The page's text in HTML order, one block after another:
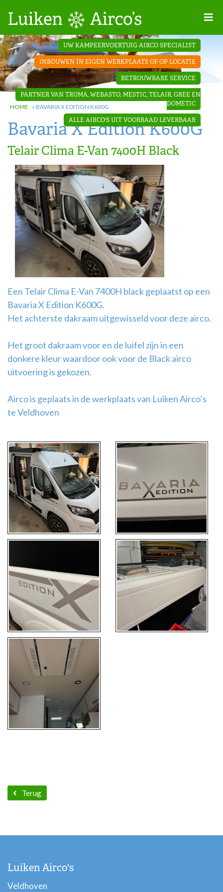
Projecten
Contact
Dakopbouw
airco’s
‘Onder de
bank’ airco’s
‘Teleco
Ultra
Comfort ‘
airco
Airco
montage
UW KAMPEERVOERTUIG AIRCO SPECIALIST
INBOUWEN IN EIGEN WERKPLAATS OF OP LOCATIE
BETROUWBARE SERVICE
PARTNER VAN TRUMA, WEBASTO, MESTIC, TELAIR, GREE EN
DOMETIC
ALLE AIRCO'S UIT VOORRAAD LEVERBAAR
HOME » BAVARIA X EDITION K600G
Bavaria X Edition K600G
Telair Clima E-Van 7400H Black
Een Telair Clima E-Van 7400H black geplaatst op een
Bavaria X Edition K600G.
Het achterste dakraam uitgewisseld voor deze airco.
Het groot dakraam voor en de luifel zijn in een
donkere kleur waardoor ook voor de Black airco
uitvoering is gekozen.
Airco is geplaats in de werkplaats van Luiken Airco’s
te Veldhoven
Terug
Luiken Airco's
Veldhoven